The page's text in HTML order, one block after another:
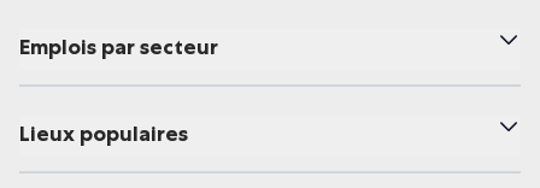
Emplois par secteur
Lieux populaires